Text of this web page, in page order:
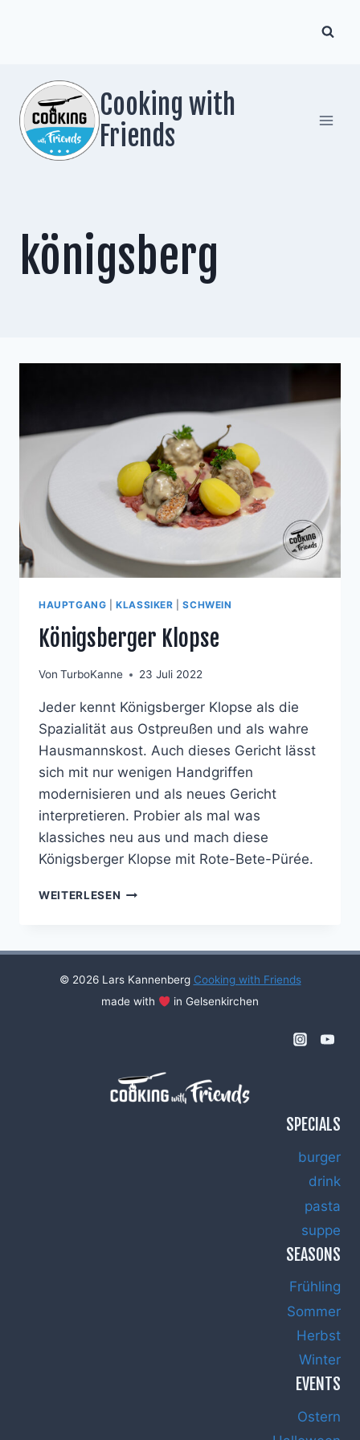
Cooking with
Friends
königsberg
HAUPTGANG |KLASSIKER |SCHWEIN
Königsberger Klopse
Von TurboKanne 23 Juli 2022
Jeder kennt Königsberger Klopse als die
Spazialität aus Ostpreußen und als wahre
Hausmannskost. Auch dieses Gericht lässt
sich mit nur wenigen Handgriffen
modernisieren und als neues Gericht
interpretieren. Probier als mal was
klassiches neu aus und mach diese
Königsberger Klopse mit Rote-Bete-Pürée.
WEITERLESEN KÖNIGSBERGER
© 2026 Lars Kannenberg Cooking with Friends
made with
in Gelsenkirchen
SPECIALS
burger
drink
pasta
suppe
SEASONS
Frühling
Sommer
Herbst
Winter
EVENTS
Ostern